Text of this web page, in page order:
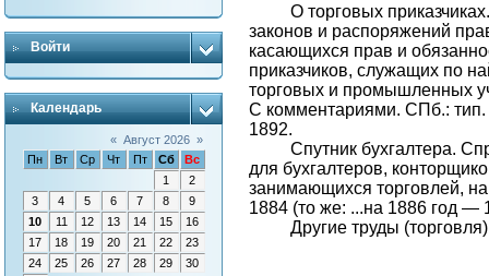
Войти
Календарь
« Август 2026 »
Пн
Вт Ср Чт Пт Сб
Вс
1
2
3
4 5 6 7 8
9
10
11 12 13 14 15
16
17
18 19 20 21 22
23
24
25 26 27 28 29
30
О торговых
законов и распоряжений
касающихся прав и
приказчиков, служащих по
торговых и промышленных
С комментариями. СПб.:
1892.
Спутник бухгалтера.
для бухгалтеров,
занимающихся торговлей,
1884 (то же: ...на 1886 год —
Другие труды